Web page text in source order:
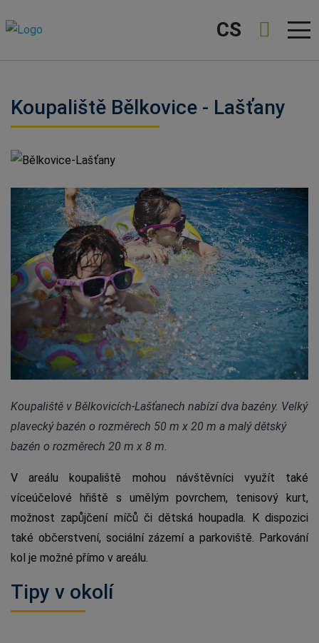
CS
Koupaliště Bělkovice - Lašťany
Bělkovice-Lašťany
Koupaliště v Bělkovicích-Lašťanech nabízí dva bazény. Velký
plavecký bazén o rozměrech 50 m x 20 m a malý dětský
bazén o rozměrech 20 m x 8 m.
V areálu koupaliště mohou návštěvníci využít také
víceúčelové hřiště s umělým povrchem, tenisový kurt,
možnost zapůjčení míčů či dětská houpadla. K dispozici
také občerstvení, sociální zázemí a parkoviště. Parkování
kol je možné přímo v areálu.
Tipy v okolí